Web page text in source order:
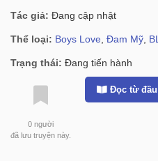
Tác giả: Đang cập nhật
Thể loại: Boys Love Đam Mỹ BL
Trạng thái: Đang tiến hành
0 người
đã lưu truyện này.
Đọc từ đầu